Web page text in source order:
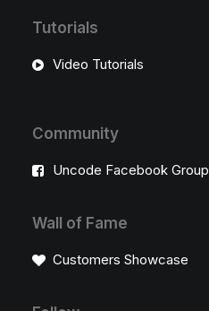
Tutorials
Video Tutorials
Community
Uncode Facebook Group
Wall of Fame
Customers Showcase